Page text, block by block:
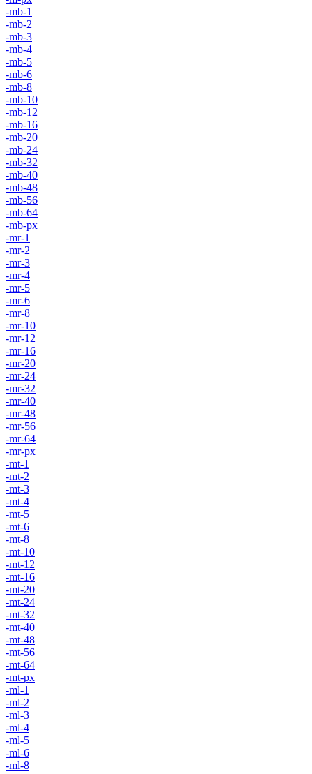
-mb-1
-mb-2
-mb-3
-mb-4
-mb-5
-mb-6
-mb-8
-mb-10
-mb-12
-mb-16
-mb-20
-mb-24
-mb-32
-mb-40
-mb-48
-mb-56
-mb-64
-mb-px
-mr-1
-mr-2
-mr-3
-mr-4
-mr-5
-mr-6
-mr-8
-mr-10
-mr-12
-mr-16
-mr-20
-mr-24
-mr-32
-mr-40
-mr-48
-mr-56
-mr-64
-mr-px
-mt-1
-mt-2
-mt-3
-mt-4
-mt-5
-mt-6
-mt-8
-mt-10
-mt-12
-mt-16
-mt-20
-mt-24
-mt-32
-mt-40
-mt-48
-mt-56
-mt-64
-mt-px
-ml-1
-ml-2
-ml-3
-ml-4
-ml-5
-ml-6
-ml-8